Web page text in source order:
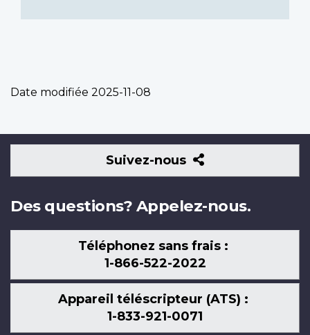
Date modifiée 2025-11-08
Suivez-nous
Suivez-
nous
Des questions? Appelez-nous.
Téléphonez sans frais :
1-866-522-2022
Appareil téléscripteur (ATS) :
1-833-921-0071